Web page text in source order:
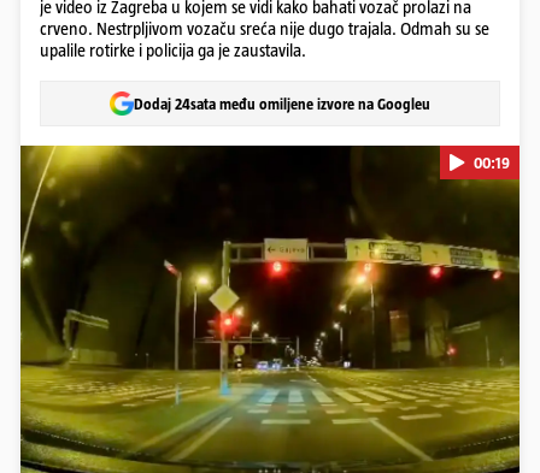
je video iz Zagreba u kojem se vidi kako bahati vozač prolazi na
crveno. Nestrpljivom vozaču sreća nije dugo trajala. Odmah su se
upalile rotirke i policija ga je zaustavila.
Dodaj 24sata među omiljene izvore na Googleu
Pokretanje videa...
00:19